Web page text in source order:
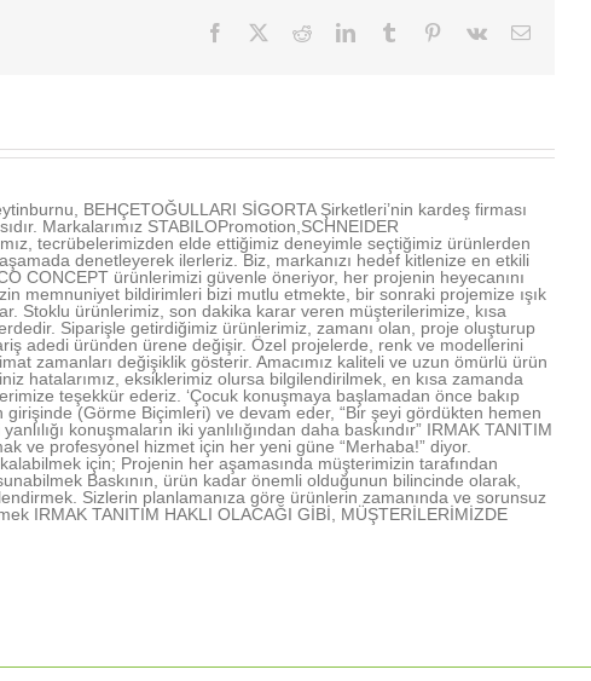
Facebook RedditLinkedInTumblr Pinterest
Vk
E-
BEHÇETOĞULLARI SİGORTA Şirketleri’nin kardeş firması
Markalarımız STABILOPromotion,SCHNEIDER
tecrübelerimizden elde ettiğimiz deneyimle seçtiğimiz ürünlerden
denetleyerek ilerleriz. Biz, markanızı hedef kitlenize en etkili
CONCEPT ürünlerimizi güvenle öneriyor, her projenin heyecanını
memnuniyet bildirimleri bizi mutlu etmekte, bir sonraki projemize ışık
Stoklu ürünlerimiz, son dakika karar veren müşterilerimize, kısa
Siparişle getirdiğimiz ürünlerimiz, zamanı olan, proje oluşturup
adedi üründen ürene değişir. Özel projelerde, renk ve modellerini
zamanları değişiklik gösterir. Amacımız kaliteli ve uzun ömürlü ürün
hatalarımız, eksiklerimiz olursa bilgilendirilmek, en kısa zamanda
teşekkür ederiz. ‘Çocuk konuşmaya başlamadan önce bakıp
girişinde (Görme Biçimleri) ve devam eder, “Bir şeyi gördükten hemen
konuşmaların iki yanlılığından daha baskındır” IRMAK TANITIM
ve profesyonel hizmet için her yeni güne “Merhaba!” diyor.
için; Projenin her aşamasında müşterimizin tarafından
Baskının, ürün kadar önemli olduğunun bilincinde olarak,
Sizlerin planlamanıza göre ürünlerin zamanında ve sorunsuz
IRMAK TANITIM HAKLI OLACAĞI GİBİ, MÜŞTERİLERİMİZDE